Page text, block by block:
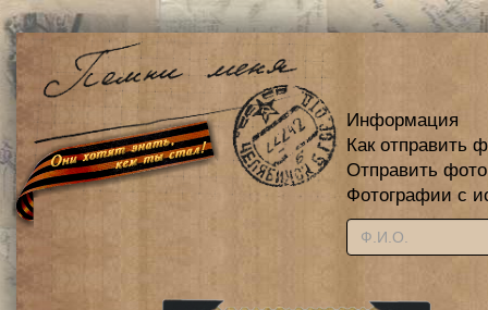
Информация
Как отправить
Отправить
Фотографии с